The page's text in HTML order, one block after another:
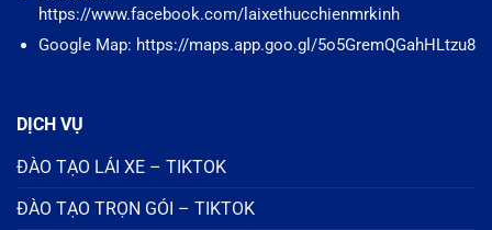
https://www.facebook.com/laixethucchienmrkinh
Google Map: https://maps.app.goo.gl/5o5GremQGahHLtzu8
DỊCH VỤ
ĐÀO TẠO LÁI XE – TIKTOK
ĐÀO TẠO TRỌN GÓI – TIKTOK